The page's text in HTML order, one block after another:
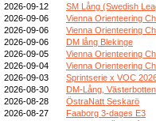
2026-09-12
SM Lång (Swedish
2026-09-06
Vienna Orienteering
2026-09-06
Vienna Orienteering
2026-09-06
DM lång Blekinge
2026-09-05
Vienna Orienteering
2026-09-04
Vienna Orienteering
2026-09-03
Sprintserie x VOC
2026-08-30
DM-Lång, Västerbotten
2026-08-28
ÖstraNatt Seskarö
2026-08-27
Faaborg 3-dages E3